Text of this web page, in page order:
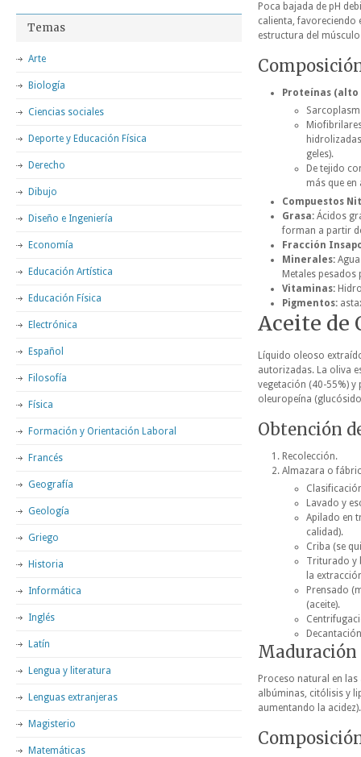
Poca bajada de pH
calienta,
estructura del
Proteínas (alto
geles).
De tejido
más que
Compuestos
Grasa: Ácidos
forman a partir
Fracción
Minerales:
Metales
Vitaminas:
Pigmentos:
Aceite de
Líquido oleoso
autorizadas. La oliva
vegetación (40-55%)
oleuropeína
Obtención
Recolección.
Almazara o
Lavado y
Apilado en
calidad).
Criba (se
Triturado y
la
Prensado
(aceite).
Maduración
Proceso natural en
albúminas, citólisis y
aumentando la
Temas
Arte
Biología
Ciencias sociales
Deporte y Educación Física
Derecho
Dibujo
Diseño e Ingeniería
Economía
Educación Artística
Educación Física
Electrónica
Español
Filosofía
Física
Formación y Orientación Laboral
Francés
Geografía
Geología
Griego
Historia
Informática
Inglés
Latín
Lengua y literatura
Lenguas extranjeras
Magisterio
Matemáticas